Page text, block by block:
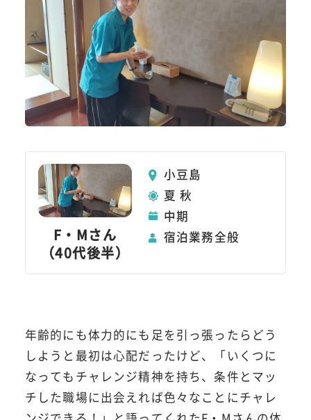
F・Mさん
（40代後半）
小豆島
夏 秋
中期
宿泊業務全般
年齢的にも体力的にも足を引っ張ったらどう
しようと最初は心配だったけど、「いくつに
なってもチャレンジ精神を持ち、条件とマッ
チした職場に出会えれば色々なことにチャレ